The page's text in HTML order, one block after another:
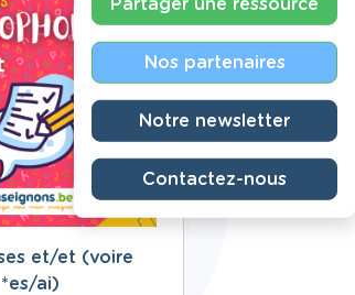
et/et (voire
*es/ai)
Partager une ressource
Nos partenaires
Notre newsletter
Contactez-nous